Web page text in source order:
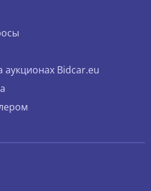
Bidcar.eu